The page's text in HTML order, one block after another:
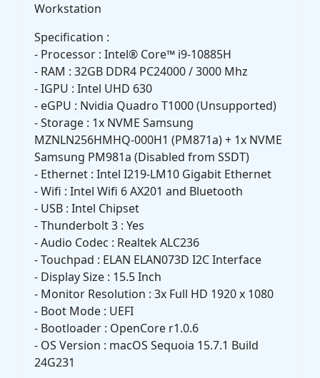
Workstation
Specification :
- Processor : Intel® Core™ i9-10885H
- RAM : 32GB DDR4 PC24000 / 3000 Mhz
- IGPU : Intel UHD 630
- eGPU : Nvidia Quadro T1000 (Unsupported)
- Storage : 1x NVME Samsung
MZNLN256HMHQ-000H1 (PM871a) + 1x NVME
Samsung PM981a (Disabled from SSDT)
- Ethernet : Intel I219-LM10 Gigabit Ethernet
- Wifi : Intel Wifi 6 AX201 and Bluetooth
- USB : Intel Chipset
- Thunderbolt 3 : Yes
- Audio Codec : Realtek ALC236
- Touchpad : ELAN ELAN073D I2C Interface
- Display Size : 15.5 Inch
- Monitor Resolution : 3x Full HD 1920 x 1080
- Boot Mode : UEFI
- Bootloader : OpenCore r1.0.6
- OS Version : macOS Sequoia 15.7.1 Build
24G231